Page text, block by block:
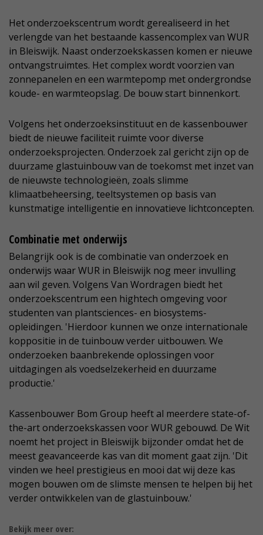
Het onderzoekscentrum wordt gerealiseerd in het
verlengde van het bestaande kassencomplex van WUR
in Bleiswijk. Naast onderzoekskassen komen er nieuwe
ontvangstruimtes. Het complex wordt voorzien van
zonnepanelen en een warmtepomp met ondergrondse
koude- en warmteopslag. De bouw start binnenkort.
Volgens het onderzoeksinstituut en de kassenbouwer
biedt de nieuwe faciliteit ruimte voor diverse
onderzoeksprojecten. Onderzoek zal gericht zijn op de
duurzame glastuinbouw van de toekomst met inzet van
de nieuwste technologieën, zoals slimme
klimaatbeheersing, teeltsystemen op basis van
kunstmatige intelligentie en innovatieve lichtconcepten.
Combinatie met onderwijs
Belangrijk ook is de combinatie van onderzoek en
onderwijs waar WUR in Bleiswijk nog meer invulling
aan wil geven. Volgens Van Wordragen biedt het
onderzoekscentrum een hightech omgeving voor
studenten van plantsciences- en biosystems-
opleidingen. 'Hierdoor kunnen we onze internationale
koppositie in de tuinbouw verder uitbouwen. We
onderzoeken baanbrekende oplossingen voor
uitdagingen als voedselzekerheid en duurzame
productie.'
Kassenbouwer Bom Group heeft al meerdere state-of-
the-art onderzoekskassen voor WUR gebouwd. De Wit
noemt het project in Bleiswijk bijzonder omdat het de
meest geavanceerde kas van dit moment gaat zijn. 'Dit
vinden we heel prestigieus en mooi dat wij deze kas
mogen bouwen om de slimste mensen te helpen bij het
verder ontwikkelen van de glastuinbouw.'
Bekijk meer over: